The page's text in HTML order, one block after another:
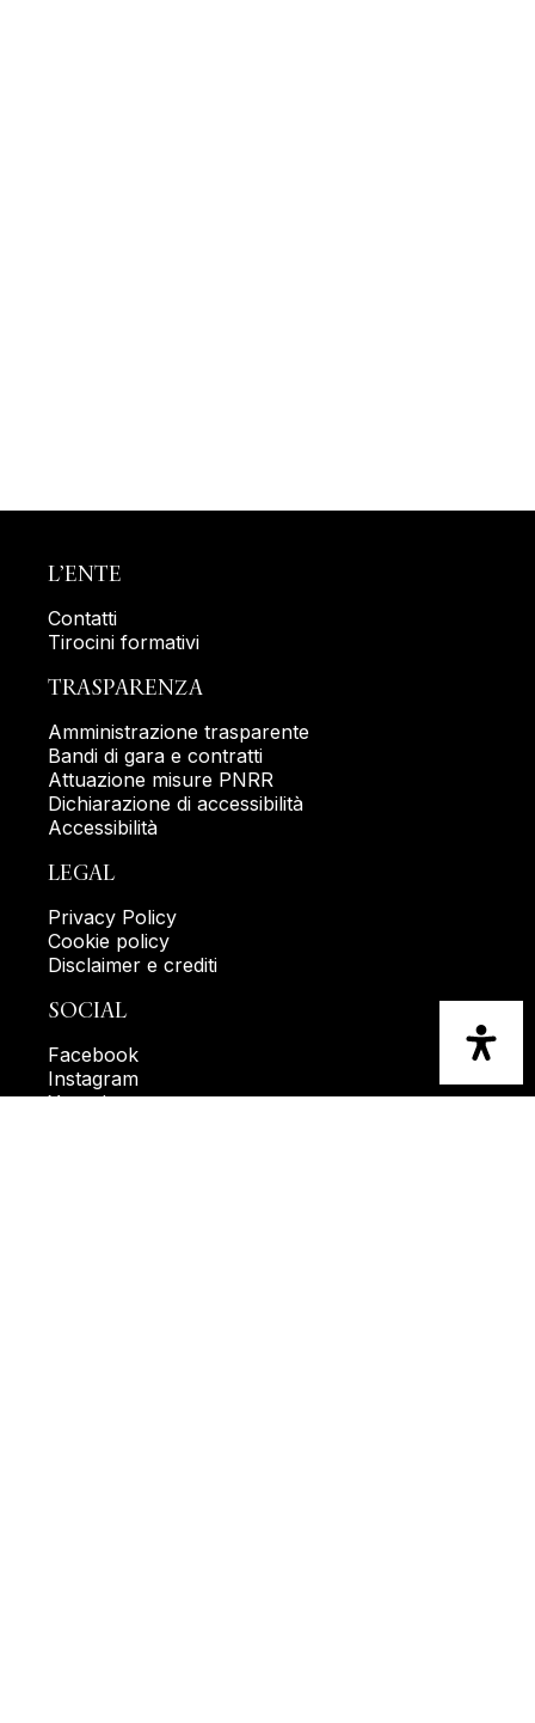
L’ENTE
Contatti
Tirocini formativi
TRASPARENZA
Amministrazione trasparente
Bandi di gara e contratti
Attuazione misure PNRR
Dichiarazione di accessibilità
Accessibilità
LEGAL
Privacy Policy
Cookie policy
Disclaimer e crediti
SOCIAL
Facebook
Instagram
Youtube